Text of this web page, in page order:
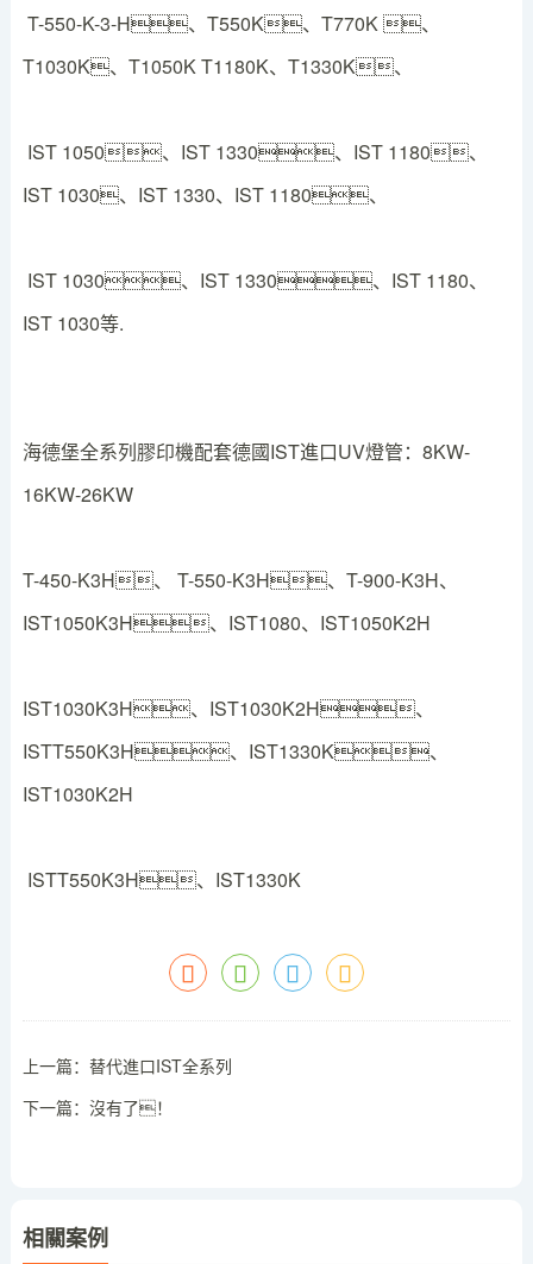
T-550-K-3-H、T550K、T770K 、
T1030K、T1050K T1180K、T1330K、
IST 1050、IST 1330、IST 1180、
IST 1030、IST 1330、IST 1180、
IST 1030、IST 1330、IST 1180、
IST 1030等.
海德堡全系列膠印機配套德國IST進口UV燈管：8KW-
16KW-26KW
T-450-K3H、 T-550-K3H、T-900-K3H、
IST1050K3H、IST1080、IST1050K2H
IST1030K3H、IST1030K2H、
ISTT550K3H、IST1330K、
IST1030K2H
ISTT550K3H、IST1330K
上一篇： 替代進口IST全系列
下一篇：沒有了！
相關案例